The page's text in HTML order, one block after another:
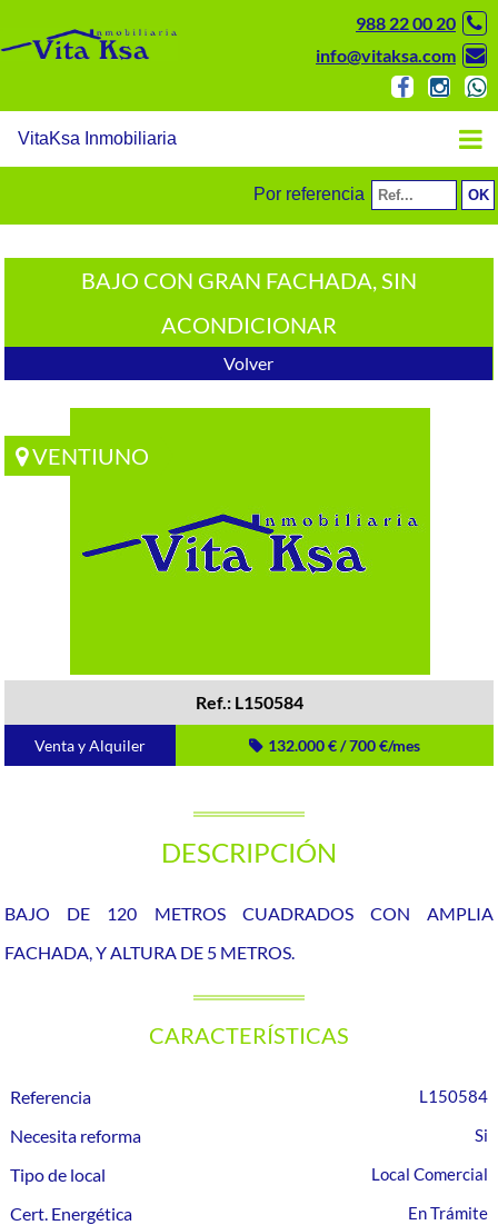
988 22 00 20
info@vitaksa.com
VitaKsa Inmobiliaria
Por referencia
BAJO CON GRAN FACHADA, SIN
ACONDICIONAR
Volver
VENTIUNO
Ref.: L150584
Venta y Alquiler 132.000 € / 700 €/mes
DESCRIPCIÓN
BAJO DE 120 METROS CUADRADOS CON AMPLIA
FACHADA, Y ALTURA DE 5 METROS.
CARACTERÍSTICAS
Referencia L150584
Necesita reforma
Tipo de local
Local Comercial
Cert. Energética En Trámite